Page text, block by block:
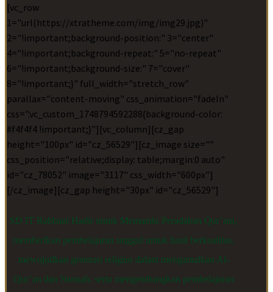
[vc_row
1="url(https://xtratheme.com/img/img29.jpg)"
2="!important;background-position:" 3="center"
4="!important;background-repeat:" 5="no-repeat"
6="!important;background-size:" 7="cover"
8="!important;}" full_width="stretch_row"
parallax="content-moving" css_animation="fadeIn"
css=".vc_custom_1748794592288{background-color:
#f4f4f4 !important;}"][vc_column][cz_gap
height="100px" id="cz_56529"][cz_image size=""
css_position="relative;display: table;margin:0 auto"
id="cz_78052" image="3117" css_width="600px"]
[/cz_image][cz_gap height="30px" id="cz_56529"]
SD IT Rabbani Hadir untuk Memandu Peradaban Qur’ani,
memberikan pembelajaran unggul untuk hasil berkualitas,
mewujudkan generasi religius dalam mengamalkan Al-
Qur’an dan Sunnah, serta mengembangkan pembelajaran